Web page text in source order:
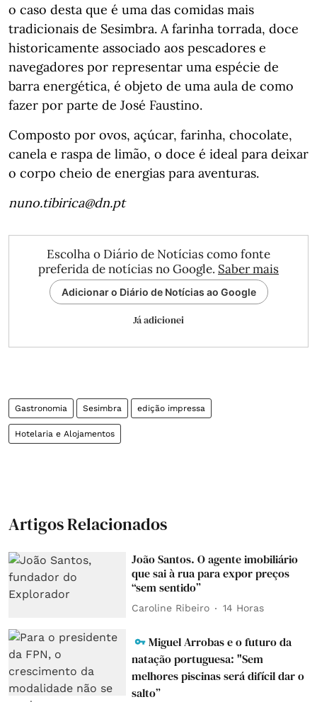
o caso desta que é uma das comidas mais
tradicionais de Sesimbra. A farinha torrada, doce
historicamente associado aos pescadores e
navegadores por representar uma espécie de
barra energética, é objeto de uma aula de como
fazer por parte de José Faustino.
Composto por ovos, açúcar, farinha, chocolate,
canela e raspa de limão, o doce é ideal para deixar
o corpo cheio de energias para aventuras.
nuno.tibirica@dn.pt
Escolha o Diário de Notícias como fonte
preferida de notícias no Google. Saber mais
Adicionar o Diário de Notícias ao Google
Já adicionei
Gastronomia Sesimbra edição impressa
Hotelaria e Alojamentos
Artigos Relacionados
João Santos. O agente imobiliário
que sai à rua para expor preços
“sem sentido”
Caroline Ribeiro 14 Horas
Miguel Arrobas e o futuro da
natação portuguesa: "Sem
melhores piscinas será difícil dar o
salto”